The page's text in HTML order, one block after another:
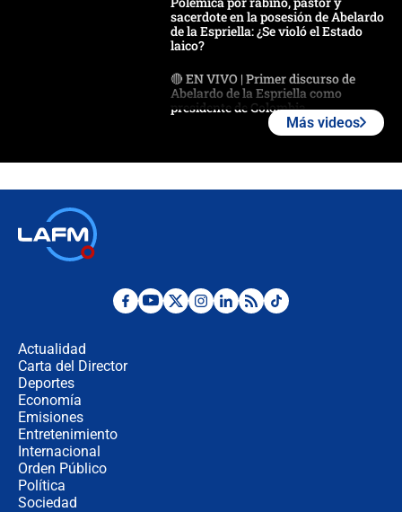
sacerdote en la posesión de Abelardo
de la Espriella: ¿Se violó el Estado
laico?
🔴 EN VIVO | Primer discurso de
Abelardo de la Espriella como
presidente de Colombia
Espriella en Cali inicia la
Desde dermatitis hasta infecciones:
Más videos
Actualidad
Carta del Director
Deportes
Economía
Emisiones
Entretenimiento
Internacional
Orden Público
Política
Sociedad